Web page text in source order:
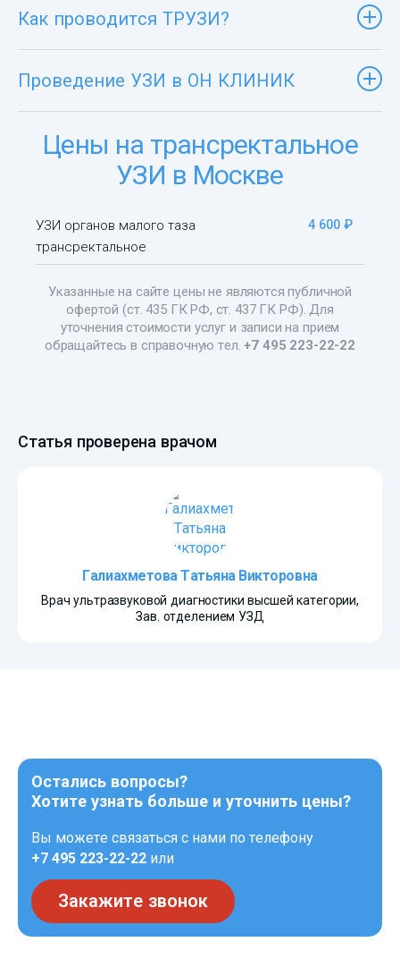
Как проводится ТРУЗИ?
Проведение УЗИ в ОН КЛИНИК
Цены на трансректальное
УЗИ в Москве
УЗИ органов малого таза
трансректальное
4 600 ₽
Указанные на сайте цены не являются публичной
офертой (ст. 435 ГК РФ, ст. 437 ГК РФ). Для
уточнения стоимости услуг и записи на прием
обращайтесь в справочную тел.+7 495 223-22-22
Статья проверена врачом
Галиахметова Татьяна Викторовна
Врач ультразвуковой диагностики высшей категории,
Зав. отделением УЗД
Остались вопросы?
Хотите узнать больше и уточнить цены?
Вы можете связаться с нами по телефону
+7 495 223-22-22 или
Закажите звонок